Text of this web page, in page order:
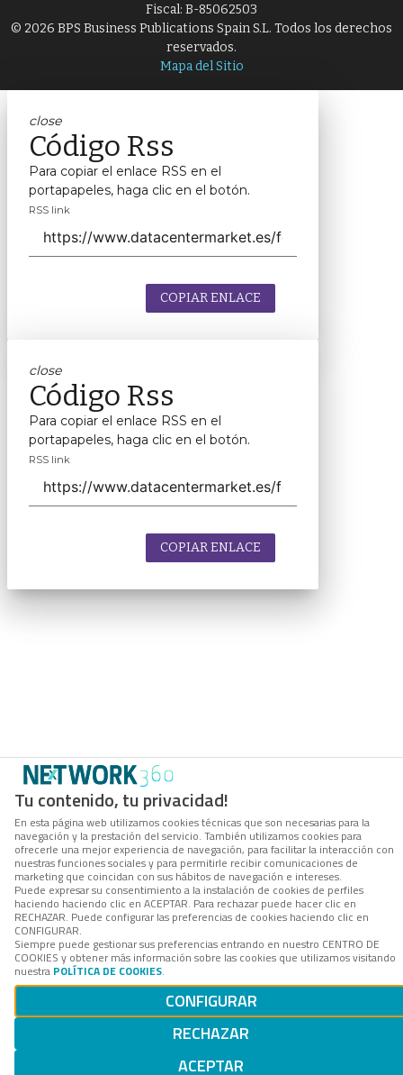
Tu contenido, tu privacidad!
En esta página web utilizamos cookies técnicas que son necesarias para la
navegación y la prestación del servicio. También utilizamos cookies para
ofrecerle una mejor experiencia de navegación, para facilitar la interacción con
nuestras funciones sociales y para permitirle recibir comunicaciones de
marketing que coincidan con sus hábitos de navegación e intereses.
Puede expresar su consentimiento a la instalación de cookies de perfiles
haciendo haciendo clic en ACEPTAR. Para rechazar puede hacer clic en
RECHAZAR. Puede configurar las preferencias de cookies haciendo clic en
CONFIGURAR.
Siempre puede gestionar sus preferencias entrando en nuestro CENTRO DE
COOKIES y obtener más información sobre las cookies que utilizamos visitando
nuestra POLÍTICA DE COOKIES.
CONFIGURAR
RECHAZAR
ACEPTAR
Fiscal: B-85062503
© 2026 BPS Business Publications Spain S.L. Todos los derechos
reservados.
Mapa del Sitio
close
Código Rss
Para copiar el enlace RSS en el
portapapeles, haga clic en el botón.
RSS link
COPIAR ENLACE
close
Código Rss
Para copiar el enlace RSS en el
portapapeles, haga clic en el botón.
RSS link
COPIAR ENLACE